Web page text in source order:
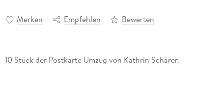
Merken Empfehlen Bewerten
10 Stück der Postkarte Umzug von Kathrin Schärer.